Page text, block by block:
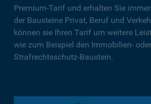
Premium-Tarif und erhalten Sie
der Bausteine Privat, Beruf und
können sie Ihren Tarif um weitere
wie zum Beispiel den Immobilien- oder
Strafrechtsschutz-Baustein.